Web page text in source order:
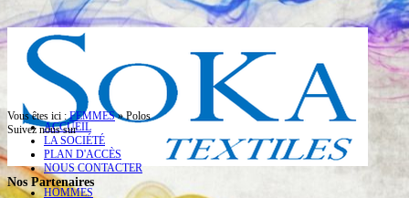
ACCUEIL
LA SOCIÉTÉ
PLAN D'ACCÈS
NOUS CONTACTER
HOMMES
Vous êtes ici :FEMMES»Polos
Suivez nous sur
Nos Partenaires